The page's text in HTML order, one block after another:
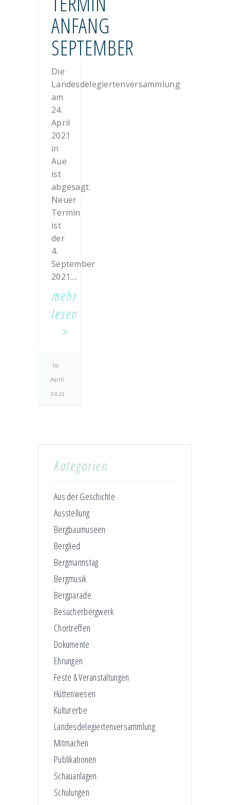
ANFANG
SEPTEMBER
Die
Landesdelegiertenversammlung
am
24.
April
2021
in
Aue
ist
abgesagt.
Neuer
Termin
ist
der
4.
September
2021....
mehr
lesen
15.
April
2021
Kategorien
Aus der Geschichte
Ausstellung
Bergbaumuseen
Berglied
Bergmannstag
Bergmusik
Bergparade
Besucherbergwerk
Chortreffen
Dokumente
Ehrungen
Feste & Veranstaltungen
Hüttenwesen
Kulturerbe
Landesdelegiertenversammlung
Mitmachen
Publikationen
Schauanlagen
Schulungen